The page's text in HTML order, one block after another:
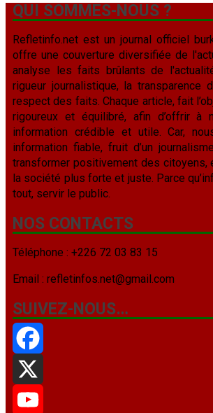
QUI SOMMES-NOUS ?
Refletinfo.net est un journal officiel
offre une couverture diversifiée de
analyse les faits brûlants de
rigueur journalistique, la transparence
respect des faits. Chaque article, fait
rigoureux et équilibré, afin d’offrir à
information crédible et utile. Car,
information fiable, fruit d’un
transformer positivement des citoyens,
la société plus forte et juste. Parce
tout, servir le public.
NOS CONTACTS
Téléphone : +226 72 03 83 15
Email : refletinfos.net@gmail.com
SUIVEZ-NOUS…
Facebook
X